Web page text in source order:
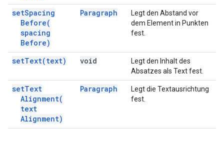
setSpacing
Before(
spacing
Before)
Paragraph
Legt den Abstand vor
dem Element in Punkten
fest.
setText(text) void
Legt den Inhalt des
Absatzes als Text fest.
setText
Alignment(
text
Alignment)
Paragraph
Legt die Textausrichtung
fest.